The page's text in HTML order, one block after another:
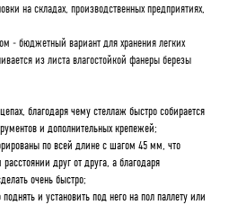
на складах, производственных предприятиях,
- бюджетный вариант для хранения легких
из листа влагостойкой фанеры березы
благодаря чему стеллаж быстро собирается
и дополнительных крепежей;
по всей длине с шагом 45 мм, что
друг от друга, а благодаря
очень быстро;
и установить под него на пол паллету или